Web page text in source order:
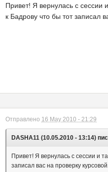
Привет! Я вернулась с сессии
к Бадрову что бы тот записал
Отправлено 16 May 2010 - 21:29
DASHA11 (10.05.2010 - 13:14)
Привет! Я вернулась с сессии и
записал вас на проверку